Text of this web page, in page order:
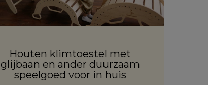
Houten klimtoestel met
glijbaan en ander duurzaam
speelgoed voor in huis